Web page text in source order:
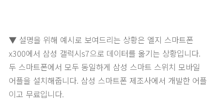
▼ 설명을 위해 예시로 보여드리는 상황은 엘지 스마트폰
x300에서 삼성 갤럭시s7으로 데이터를 옮기는 상황입니다.
두 스마트폰에서 모두 동일하게 삼성 스마트 스위치 모바일
어플을 설치해줍니다. 삼성 스마트폰 제조사에서 개발한 어플
이고 무료입니다.